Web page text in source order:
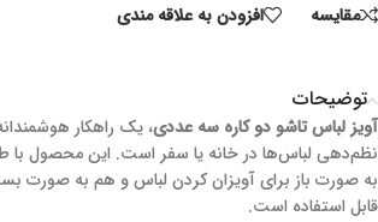
مقايسه افزودن به علاقه مندی
توضیحات
آویز لباس تاشو دو کاره سه عددی، یک راهکار
نظم‌دهی لباس‌ها در خانه یا سفر است. این محصول
به صورت باز برای آویزان کردن لباس و هم به صورت
قابل استفاده است.